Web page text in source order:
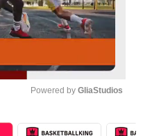
Powered by GliaStudios